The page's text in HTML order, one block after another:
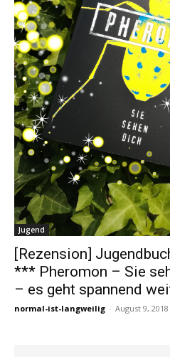
Jugend
[Rezension]
*** Pheromon – Sie
– es geht spannend
normal-ist-langweilig - August 9, 2018